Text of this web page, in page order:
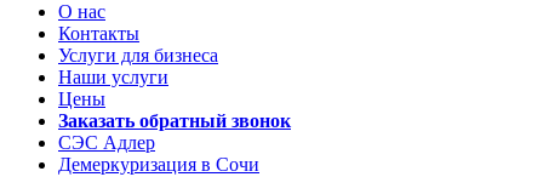
О нас
Контакты
Услуги для бизнеса
Наши услуги
Цены
Заказать обратный звонок
СЭС Адлер
Демеркуризация в Сочи